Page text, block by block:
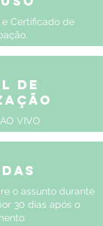
Certificado de
de
VIVO
o assunto durante
30 dias após o